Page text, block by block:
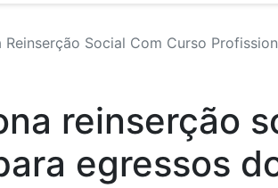
Reinserção Social Com Curso
reinserção
egressos